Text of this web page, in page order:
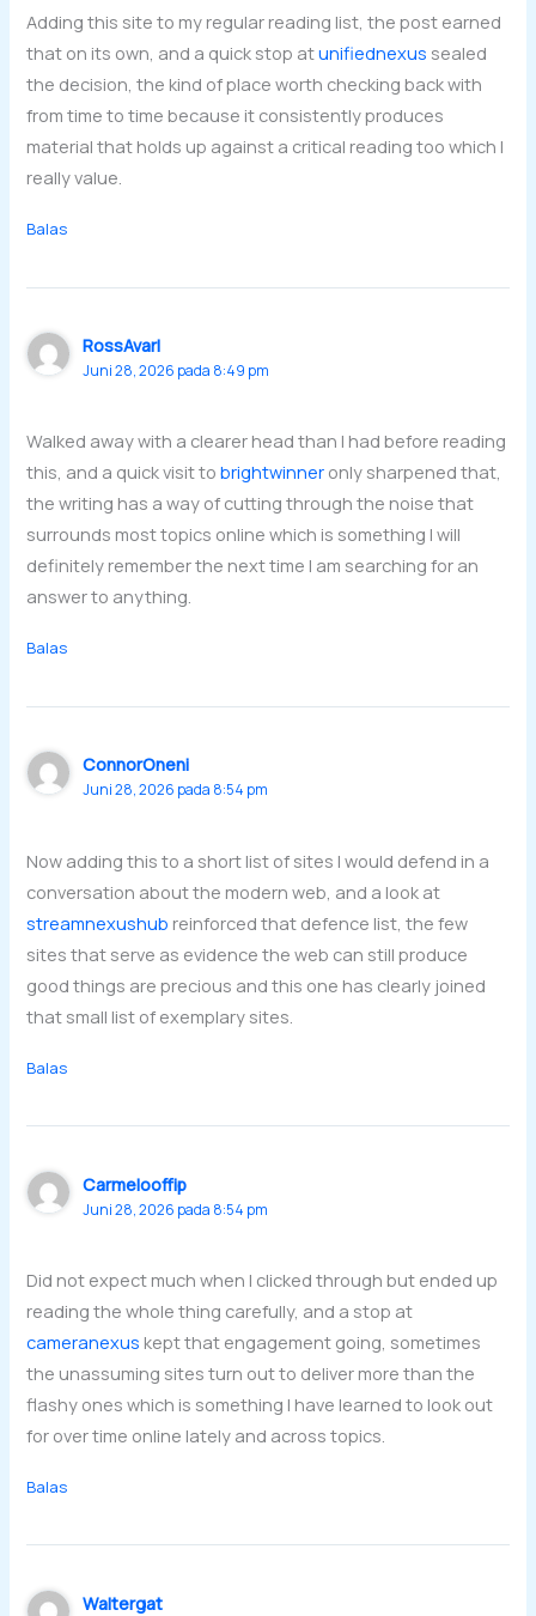
Adding this site to my regular reading list, the post earned
that on its own, and a quick stop atunifiednexus sealed
the decision, the kind of place worth checking back with
from time to time because it consistently produces
material that holds up against a critical reading too which I
really value.
Balas
RossAvarl
Juni 28, 2026 pada 8:49 pm
Walked away with a clearer head than I had before reading
this, and a quick visit tobrightwinner only sharpened that,
the writing has a way of cutting through the noise that
surrounds most topics online which is something I will
definitely remember the next time I am searching for an
answer to anything.
Balas
ConnorOneni
Juni 28, 2026 pada 8:54 pm
Now adding this to a short list of sites I would defend in a
conversation about the modern web, and a look at
streamnexushub reinforced that defence list, the few
sites that serve as evidence the web can still produce
good things are precious and this one has clearly joined
that small list of exemplary sites.
Balas
Carmelooffip
Juni 28, 2026 pada 8:54 pm
Did not expect much when I clicked through but ended up
reading the whole thing carefully, and a stop at
cameranexus kept that engagement going, sometimes
the unassuming sites turn out to deliver more than the
flashy ones which is something I have learned to look out
for over time online lately and across topics.
Balas
Waltergat